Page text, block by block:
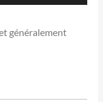
généralement